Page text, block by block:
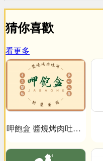
猜你喜歡
看更多
呷飽盒 醬燒烤肉吐司x